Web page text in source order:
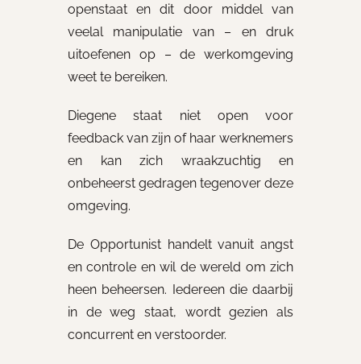
openstaat en dit door middel van
veelal manipulatie van – en druk
uitoefenen op – de werkomgeving
weet te bereiken.
Diegene staat niet open voor
feedback van zijn of haar werknemers
en kan zich wraakzuchtig en
onbeheerst gedragen tegenover deze
omgeving.
De Opportunist handelt vanuit angst
en controle en wil de wereld om zich
heen beheersen. Iedereen die daarbij
in de weg staat, wordt gezien als
concurrent en verstoorder.